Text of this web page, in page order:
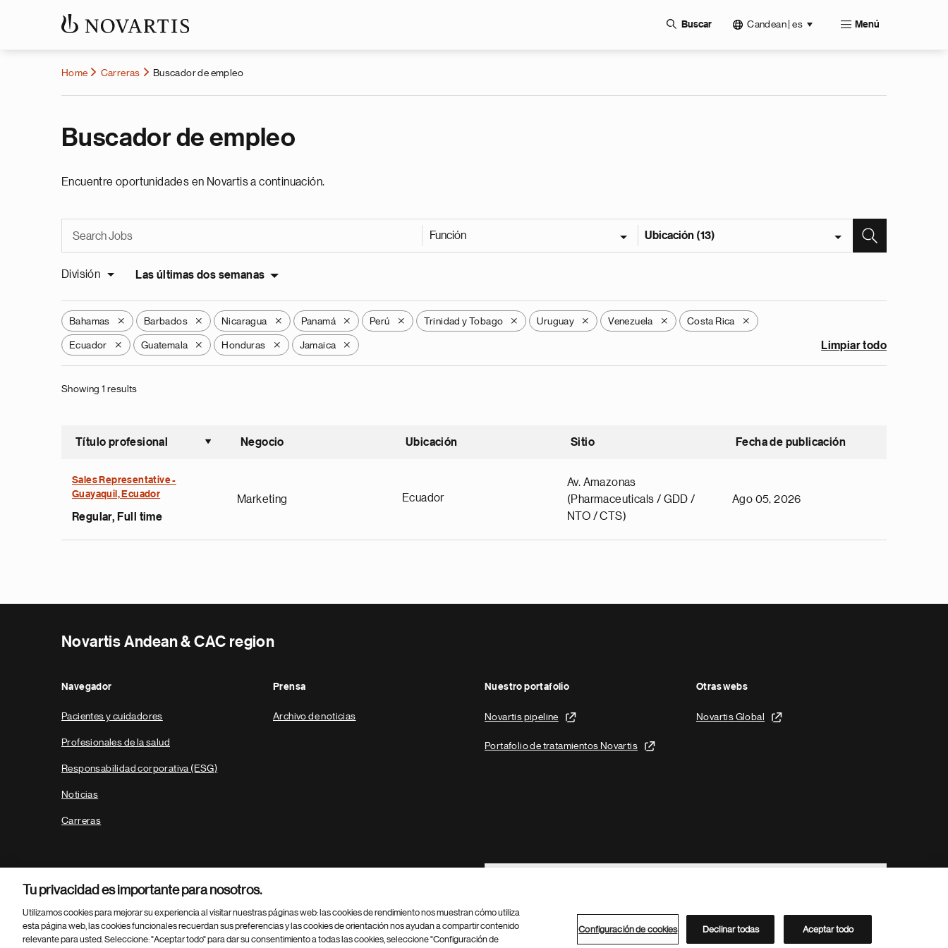
Buscar Candean | es Menú
Home Carreras Buscador de empleo
Buscador de empleo
Encuentre oportunidades en Novartis a continuación.
Función Ubicación (13)
División Las últimas dos semanas
Bahamas X Barbados X Nicaragua X Panamá X Perú X Trinidad y Tobago X Uruguay X Venezuela X Costa Rica X
Ecuador X Guatemala X Honduras X Jamaica X Limpiar todo
Showing 1 results
Título profesional
Ordenar ascendente
Negocio Ubicación Sitio Fecha de publicación
Sales Representative -
Guayaquil, Ecuador
Regular, Full time
Marketing Ecuador
Av. Amazonas
(Pharmaceuticals / GDD /
NTO / CTS)
Ago 05, 2026
Novartis Andean & CAC region
Navegador
Pacientes y cuidadores
Profesionales de la salud
Responsabilidad corporativa (ESG)
Noticias
Carreras
Prensa
Archivo de noticias
Nuestro portafolio
Novartis pipeline
Portafolio de tratamientos Novartis
Otras webs
Novartis Global
Footer Site Search
Parte
© 2026 Novartis AG Directorio de Novartis
Tu privacidad es importante para nosotros.
Utilizamos cookies para mejorar su experiencia al visitar nuestras páginas web: las cookies de rendimiento nos muestran cómo utiliza
esta página web, las cookies funcionales recuerdan sus preferencias y las cookies de orientación nos ayudan a compartir contenido
relevante para usted. Seleccione: "Aceptar todo" para dar su consentimiento a todas las cookies, seleccione "Configuración de
Configuración de cookies Declinar todas Aceptar todo